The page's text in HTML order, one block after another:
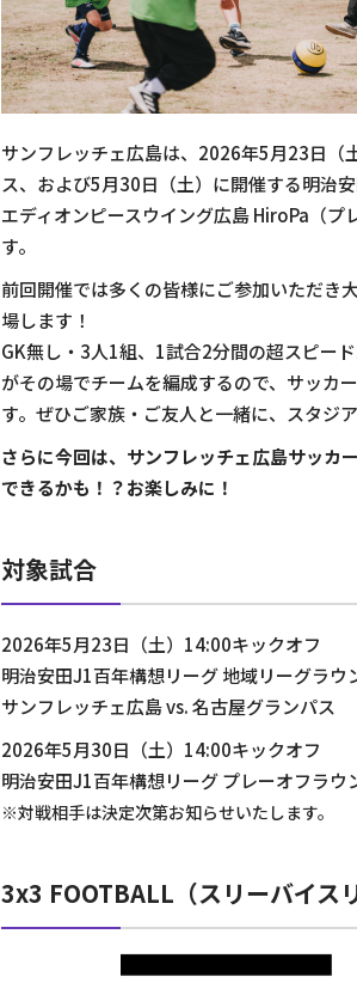
サンフレッチェ広島は、2026年5月23日（
ス、および5月30日（土）に開催する明治
エディオンピースウイング広島 HiroPa（
す。
前回開催では多くの皆様にご参加いただき
場します！
GK無し・3人1組、1試合2分間の超スピー
がその場でチームを編成するので、サッカ
す。ぜひご家族・ご友人と一緒に、スタジ
さらに今回は、サンフレッチェ広島サッカ
できるかも！？お楽しみに！
対象試合
2026年5月23日（土）14:00キックオフ
明治安田J1百年構想リーグ 地域リーグラウ
サンフレッチェ広島 vs. 名古屋グランパス
2026年5月30日（土）14:00キックオフ
明治安田J1百年構想リーグ プレーオフラウ
※対戦相手は決定次第お知らせいたします。
3x3 FOOTBALL（スリーバイス